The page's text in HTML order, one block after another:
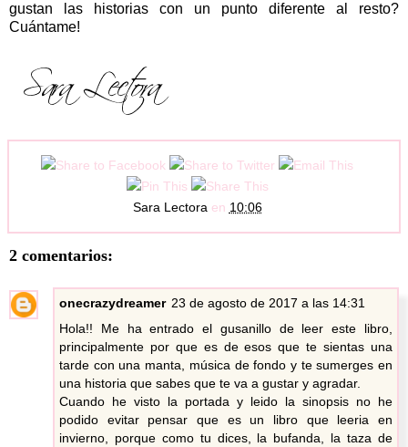
gustan las historias con un punto diferente al resto?
Cuántame!
Sara Lectora en 10:06
2 comentarios:
onecrazydreamer 23 de agosto de 2017 a las 14:31
Hola!! Me ha entrado el gusanillo de leer este libro,
principalmente por que es de esos que te sientas una
tarde con una manta, música de fondo y te sumerges en
una historia que sabes que te va a gustar y agradar.
Cuando he visto la portada y leido la sinopsis no he
podido evitar pensar que es un libro que leeria en
invierno, porque como tu dices, la bufanda, la taza de